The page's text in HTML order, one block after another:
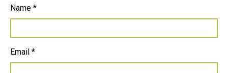
Name *
Email *